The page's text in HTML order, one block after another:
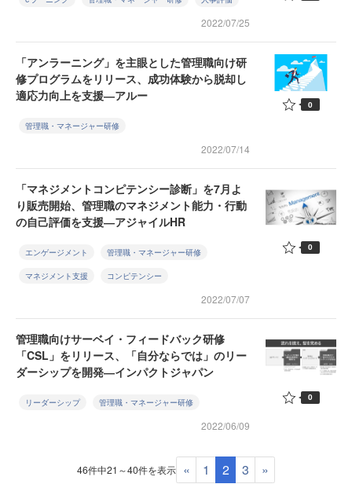
2022/07/25
「アンラーニング」を主眼とした管理職向け研
修プログラムをリリース、成功体験から脱却し
適応力向上を支援―アルー
管理職・マネージャー研修
2022/07/14
0
「マネジメントコンピテンシー診断」を7月よ
り販売開始、管理職のマネジメント能力・行動
の自己評価を支援―アジャイルHR
エンゲージメント 管理職・マネージャー研修
マネジメント支援 コンピテンシー
2022/07/07
0
管理職向けサーベイ・フィードバック研修
「CSL」をリリース、「自分ならでは」のリー
ダーシップを開発―インパクトジャパン
リーダーシップ 管理職・マネージャー研修
2022/06/09
0
46件中21～40件を表示 « 1 2 3 »